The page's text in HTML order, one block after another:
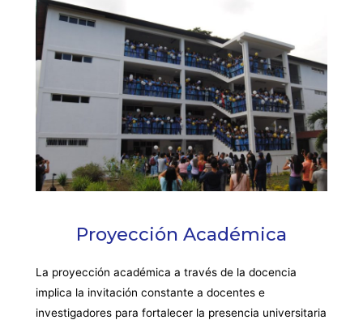
Proyección Académica
La proyección académica a través de la docencia
implica la invitación constante a docentes e
investigadores para fortalecer la presencia universitaria